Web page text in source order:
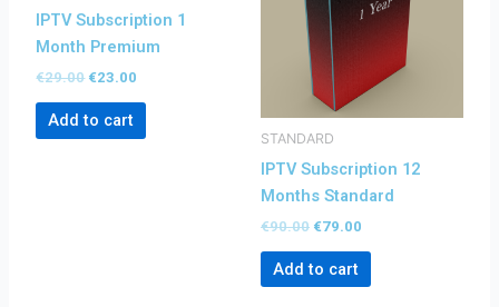
IPTV Subscription 1
Month Premium
€29.00 €23.00
Add to cart
STANDARD
IPTV Subscription 12
Months Standard
€90.00 €79.00
Add to cart